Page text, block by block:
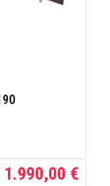
1.990,00 €